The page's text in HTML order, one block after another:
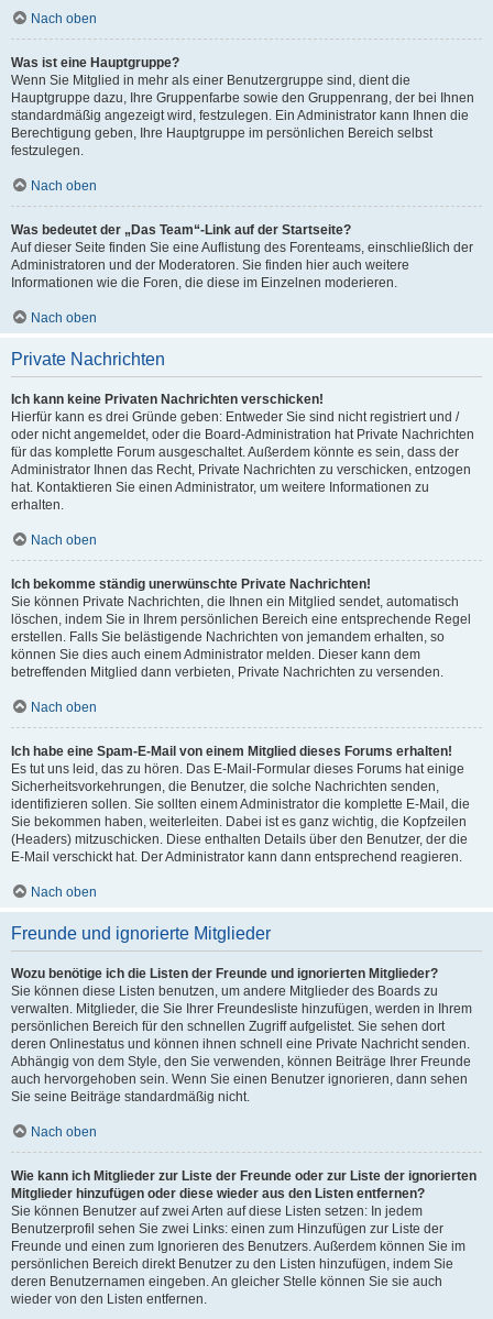
Nach oben
Was ist eine Hauptgruppe?
Wenn Sie Mitglied in mehr als einer Benutzergruppe sind, dient die
Hauptgruppe dazu, Ihre Gruppenfarbe sowie den Gruppenrang, der bei Ihnen
standardmäßig angezeigt wird, festzulegen. Ein Administrator kann Ihnen die
Berechtigung geben, Ihre Hauptgruppe im persönlichen Bereich selbst
festzulegen.
Nach oben
Was bedeutet der „Das Team“-Link auf der Startseite?
Auf dieser Seite finden Sie eine Auflistung des Forenteams, einschließlich der
Administratoren und der Moderatoren. Sie finden hier auch weitere
Informationen wie die Foren, die diese im Einzelnen moderieren.
Nach oben
Private Nachrichten
Ich kann keine Privaten Nachrichten verschicken!
Hierfür kann es drei Gründe geben: Entweder Sie sind nicht registriert und /
oder nicht angemeldet, oder die Board-Administration hat Private Nachrichten
für das komplette Forum ausgeschaltet. Außerdem könnte es sein, dass der
Administrator Ihnen das Recht, Private Nachrichten zu verschicken, entzogen
hat. Kontaktieren Sie einen Administrator, um weitere Informationen zu
erhalten.
Nach oben
Ich bekomme ständig unerwünschte Private Nachrichten!
Sie können Private Nachrichten, die Ihnen ein Mitglied sendet, automatisch
löschen, indem Sie in Ihrem persönlichen Bereich eine entsprechende Regel
erstellen. Falls Sie belästigende Nachrichten von jemandem erhalten, so
können Sie dies auch einem Administrator melden. Dieser kann dem
betreffenden Mitglied dann verbieten, Private Nachrichten zu versenden.
Nach oben
Ich habe eine Spam-E-Mail von einem Mitglied dieses Forums erhalten!
Es tut uns leid, das zu hören. Das E-Mail-Formular dieses Forums hat einige
Sicherheitsvorkehrungen, die Benutzer, die solche Nachrichten senden,
identifizieren sollen. Sie sollten einem Administrator die komplette E-Mail, die
Sie bekommen haben, weiterleiten. Dabei ist es ganz wichtig, die Kopfzeilen
(Headers) mitzuschicken. Diese enthalten Details über den Benutzer, der die
E-Mail verschickt hat. Der Administrator kann dann entsprechend reagieren.
Nach oben
Freunde und ignorierte Mitglieder
Wozu benötige ich die Listen der Freunde und ignorierten Mitglieder?
Sie können diese Listen benutzen, um andere Mitglieder des Boards zu
verwalten. Mitglieder, die Sie Ihrer Freundesliste hinzufügen, werden in Ihrem
persönlichen Bereich für den schnellen Zugriff aufgelistet. Sie sehen dort
deren Onlinestatus und können ihnen schnell eine Private Nachricht senden.
Abhängig von dem Style, den Sie verwenden, können Beiträge Ihrer Freunde
auch hervorgehoben sein. Wenn Sie einen Benutzer ignorieren, dann sehen
Sie seine Beiträge standardmäßig nicht.
Nach oben
Wie kann ich Mitglieder zur Liste der Freunde oder zur Liste der ignorierten
Mitglieder hinzufügen oder diese wieder aus den Listen entfernen?
Sie können Benutzer auf zwei Arten auf diese Listen setzen: In jedem
Benutzerprofil sehen Sie zwei Links: einen zum Hinzufügen zur Liste der
Freunde und einen zum Ignorieren des Benutzers. Außerdem können Sie im
persönlichen Bereich direkt Benutzer zu den Listen hinzufügen, indem Sie
deren Benutzernamen eingeben. An gleicher Stelle können Sie sie auch
wieder von den Listen entfernen.